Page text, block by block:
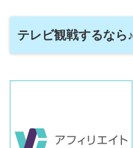
テレビ観戦するなら♪